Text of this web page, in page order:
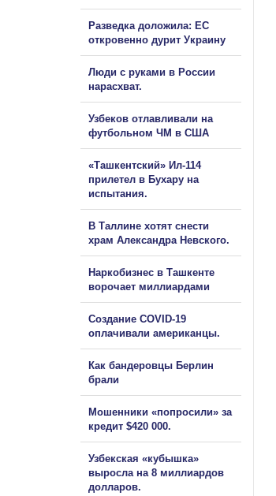
Разведка доложила: ЕС
откровенно дурит Украину
Люди с руками в России
нарасхват.
Узбеков отлавливали на
футбольном ЧМ в США
«Ташкентский» Ил-114
прилетел в Бухару на
испытания.
В Таллине хотят снести
храм Александра Невского.
Наркобизнес в Ташкенте
ворочает миллиардами
Создание COVID-19
оплачивали американцы.
Как бандеровцы Берлин
брали
Мошенники «попросили» за
кредит $420 000.
Узбекская «кубышка»
выросла на 8 миллиардов
долларов.